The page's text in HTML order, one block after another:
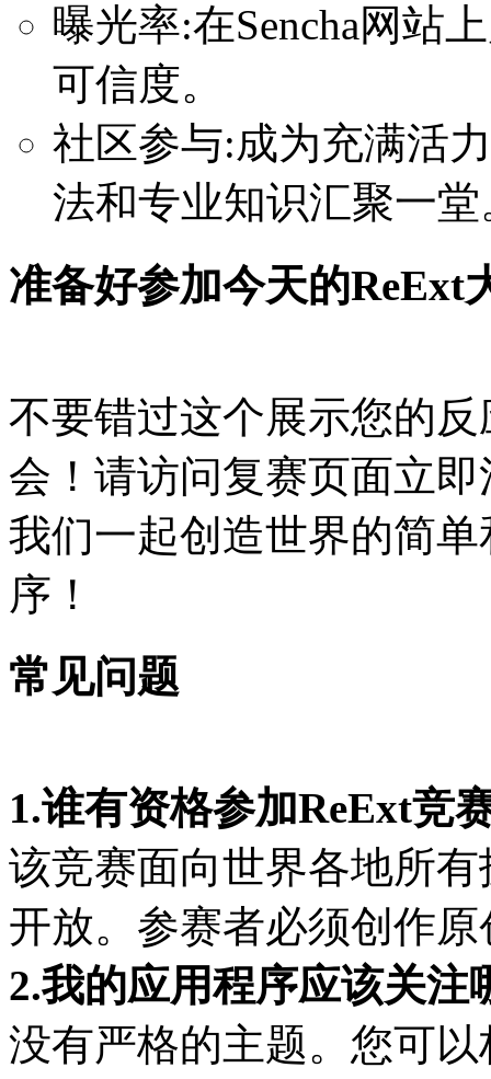
曝光率:在Sencha网站
可信度。
社区参与:成为充满活
法和专业知识汇聚一堂
准备好参加今天的ReExt
不要错过这个展示您的
会！请访问复赛页面立
我们一起创造世界的简
序！
常见问题
1.谁有资格参加ReExt竞
该竞赛面向世界各地所
开放。参赛者必须创作
2.我的应用程序应该关注
没有严格的主题。您可